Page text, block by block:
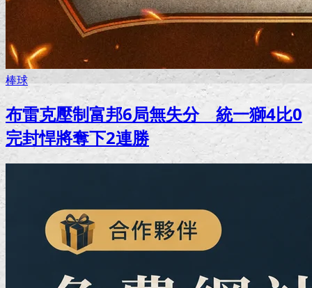
棒球
布雷克壓制富邦6局無失分 統一獅4比0
完封悍將奪下2連勝